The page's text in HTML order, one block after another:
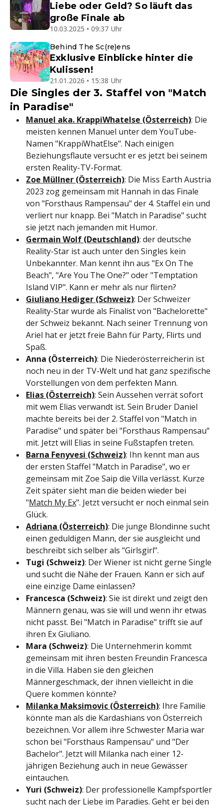
Liebe oder Geld? So läuft das
große Finale ab
10.03.2025 • 09:37 Uhr
Behind The Sc(re)ens
Exklusive Einblicke hinter die
Kulissen!
21.01.2026 • 15:38 Uhr
Die Singles der 3. Staffel von "Match
in Paradise"
Manuel aka. KrappiWhatelse (Österreich): Die
meisten kennen Manuel unter dem YouTube-
Namen "KrappiWhatElse". Nach einigen
Beziehungsflaute versucht er es jetzt bei seinem
ersten Reality-TV-Format.
Zoe Müllner (Österreich): Die Miss Earth Austria
2023 zog gemeinsam mit Hannah in das Finale
von "Forsthaus Rampensau" der 4. Staffel ein und
verliert nur knapp. Bei "Match in Paradise" sucht
sie jetzt nach jemanden mit Humor.
Germain Wolf (Deutschland): der deutsche
Reality-Star ist auch unter den Singles kein
Unbekannter. Man kennt ihn aus "Ex On The
Beach", "Are You The One?" oder "Temptation
Island VIP". Kann er mehr als nur flirten?
Giuliano Hediger (Schweiz): Der Schweizer
Reality-Star wurde als Finalist von "Bachelorette"
der Schweiz bekannt. Nach seiner Trennung von
Ariel hat er jetzt freie Bahn für Party, Flirts und
Spaß.
Anna (Österreich): Die Niederösterreicherin ist
noch neu in der TV-Welt und hat ganz spezifische
Vorstellungen von dem perfekten Mann.
Elias (Österreich): Sein Aussehen verrät sofort
mit wem Elias verwandt ist. Sein Bruder Daniel
machte bereits bei der 2. Staffel von "Match in
Paradise" und später bei "Forsthaus Rampensau"
mit. Jetzt will Elias in seine Fußstapfen treten.
Barna Fenyvesi (Schweiz): Ihn kennt man aus
der ersten Staffel "Match in Paradise", wo er
gemeinsam mit Zoe Saip die Villa verlässt. Kurze
Zeit später sieht man die beiden wieder bei
"Match My Ex". Jetzt versucht er noch einmal sein
Glück.
Adriana (Österreich): Die junge Blondinne sucht
einen geduldigen Mann, der sie ausgleicht und
beschreibt sich selber als "Girlsgirl".
Tugi (Schweiz): Der Wiener ist nicht gerne Single
und sucht die Nähe der Frauen. Kann er sich auf
eine einzige Dame einlassen?
Francesca (Schweiz): Sie ist direkt und zeigt den
Männern genau, was sie will und wenn ihr etwas
nicht passt. Bei "Match in Paradise" trifft sie auf
ihren Ex Giuliano.
Mara (Schweiz): Die Unternehmerin kommt
gemeinsam mit ihren besten Freundin Francesca
in die Villa. Haben sie den gleichen
Männergeschmack, der ihnen vielleicht in die
Quere kommen könnte?
Milanka Maksimovic (Österreich): Ihre Familie
könnte man als die Kardashians von Österreich
bezeichnen. Vor allem ihre Schwester Maria war
schon bei "Forsthaus Rampensau" und "Der
Bachelor". Jetzt will Milanka nach einer 12-
jährigen Beziehung auch in neue Gewässer
eintauchen.
Yuri (Schweiz): Der professionelle Kampfsportler
sucht nach der Liebe im Paradies. Geht er bei den